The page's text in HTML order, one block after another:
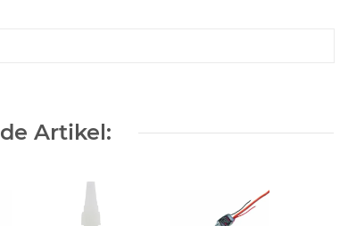
Artikel: